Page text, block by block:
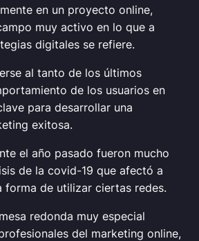
en un proyecto online,
muy activo en lo que a
digitales se refiere.
al tanto de los últimos
de los usuarios en
para desarrollar una
exitosa.
el año pasado fueron mucho
de la covid-19 que afectó a
forma de utilizar ciertas redes.
redonda muy especial
del marketing online,